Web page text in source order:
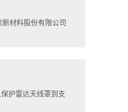
材料股份有限公司
护雷达天线罩到支